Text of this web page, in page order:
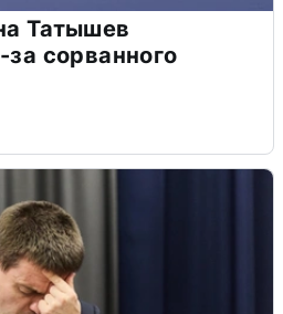
Татышев
за сорванного